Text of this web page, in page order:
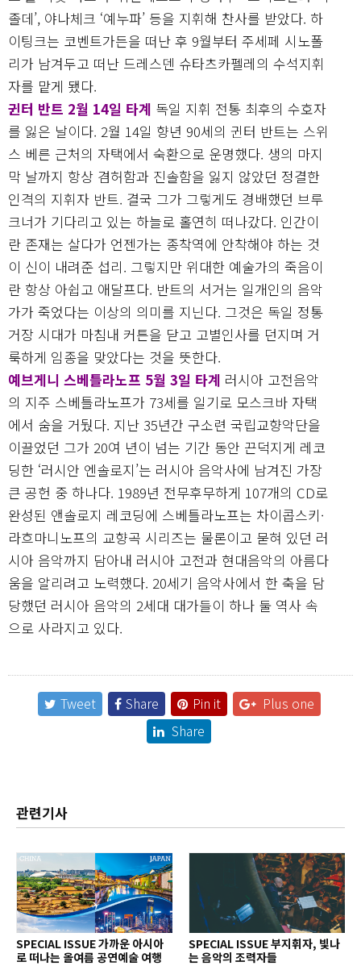
졸데’, 야나체크 ‘예누파’ 등을 지휘해 찬사를 받았다. 하
이팅크는 코벤트가든을 떠난 후 9월부터 주세페 시노폴
리가 남겨두고 떠난 드레스덴 슈타츠카펠레의 수석지휘
자를 맡게 됐다.
귄터 반트 2월 14일 타계 독일 지휘 전통 최후의 수호자
를 잃은 날이다. 2월 14일 향년 90세의 귄터 반트는 스위
스 베른 근처의 자택에서 숙환으로 운명했다. 생의 마지
막 날까지 항상 겸허함과 진솔함을 잃지 않았던 정결한
인격의 지휘자 반트. 결국 그가 그렇게도 경배했던 브루
크너가 기다리고 있는 하늘로 홀연히 떠나갔다. 인간이
란 존재는 살다가 언젠가는 종착역에 안착해야 하는 것
이 신이 내려준 섭리. 그렇지만 위대한 예술가의 죽음이
란 항상 아쉽고 애달프다. 반트의 서거는 일개인의 음악
가가 죽었다는 이상의 의미를 지닌다. 그것은 독일 정통
거장 시대가 마침내 커튼을 닫고 고별인사를 던지며 거
룩하게 임종을 맞았다는 것을 뜻한다.
예브게니 스베틀라노프 5월 3일 타계 러시아 고전음악
의 지주 스베틀라노프가 73세를 일기로 모스크바 자택
에서 숨을 거뒀다. 지난 35년간 구소련 국립교향악단을
이끌었던 그가 20여 년이 넘는 기간 동안 끈덕지게 레코
딩한 ‘러시안 엔솔로지’는 러시아 음악사에 남겨진 가장
큰 공헌 중 하나다. 1989년 전무후무하게 107개의 CD로
완성된 앤솔로지 레코딩에 스베틀라노프는 차이콥스키·
라흐마니노프의 교향곡 시리즈는 물론이고 묻혀 있던 러
시아 음악까지 담아내 러시아 고전과 현대음악의 아름다
움을 알리려고 노력했다. 20세기 음악사에서 한 축을 담
당했던 러시아 음악의 2세대 대가들이 하나 둘 역사 속
으로 사라지고 있다.
Tweet Share Pin it
Plus one
Share
관련기사
SPECIAL ISSUE 가까운 아시아
로 떠나는 올여름 공연예술 여행
SPECIAL ISSUE 부지휘자, 빛나
는 음악의 조력자들